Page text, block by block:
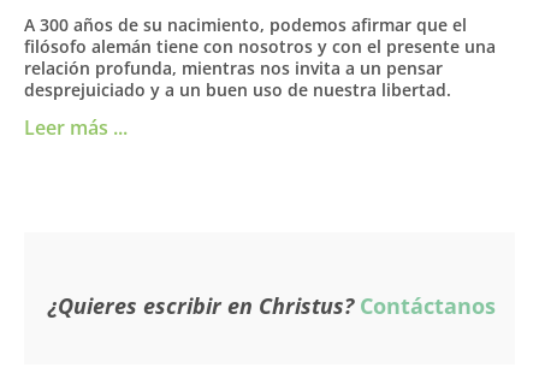
A 300 años de su nacimiento, podemos afirmar que el
filósofo alemán tiene con nosotros y con el presente una
relación profunda, mientras nos invita a un pensar
desprejuiciado y a un buen uso de nuestra libertad.
Leer más ...
¿Quieres escribir en Christus? Contáctanos